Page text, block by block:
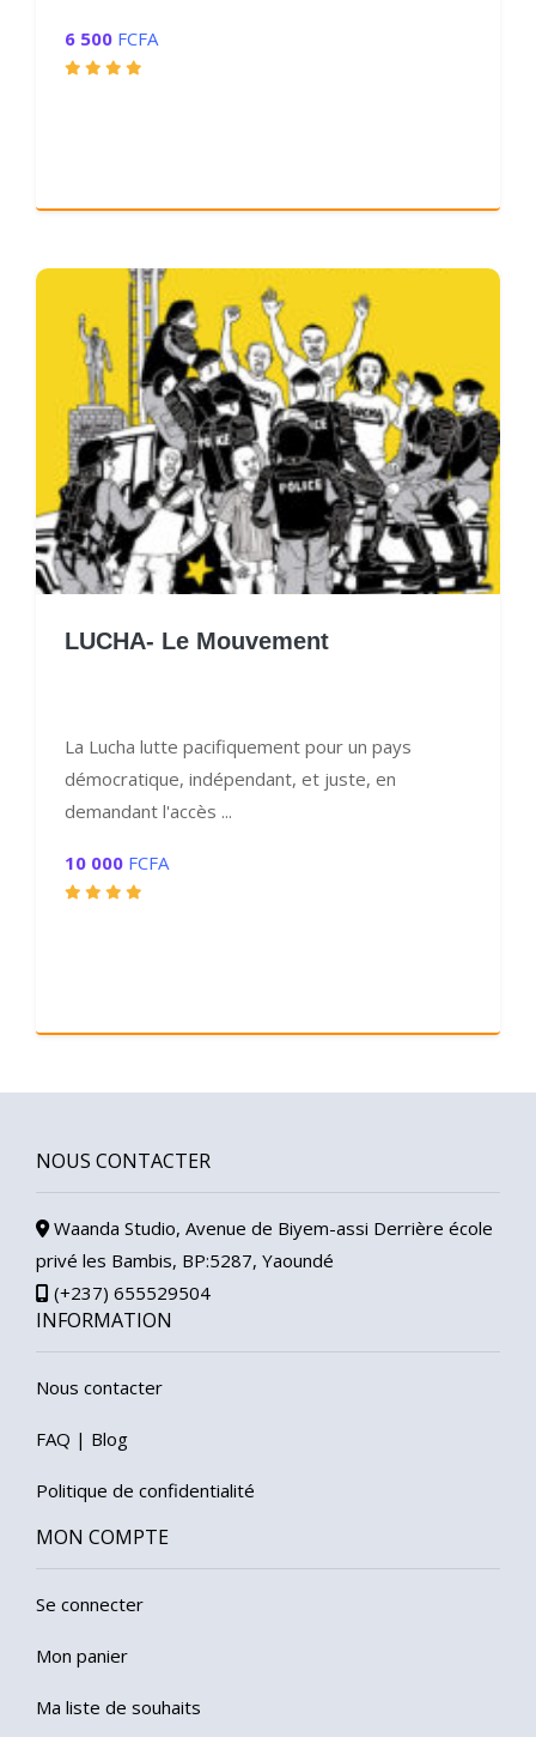
6 500 FCFA
LUCHA- Le Mouvement
La Lucha lutte pacifiquement pour un pays
démocratique, indépendant, et juste, en
demandant l'accès ...
10 000 FCFA
NOUS CONTACTER
Waanda Studio, Avenue de Biyem-assi Derrière école
privé les Bambis, BP:5287, Yaoundé
(+237) 655529504
INFORMATION
Nous contacter
FAQ | Blog
Politique de confidentialité
MON COMPTE
Se connecter
Mon panier
Ma liste de souhaits